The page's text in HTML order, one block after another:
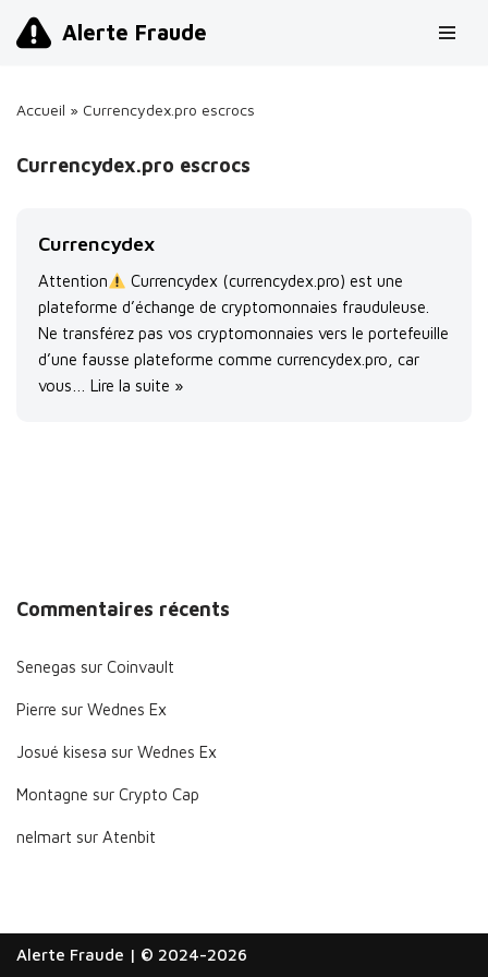
contenu
Alerte Fraude
Accueil » Currencydex.pro escrocs
Currencydex.pro escrocs
Currencydex
Attention
Currencydex (currencydex.pro) est une
plateforme d’échange de cryptomonnaies frauduleuse.
Ne transférez pas vos cryptomonnaies vers le portefeuille
d’une fausse plateforme comme currencydex.pro, car
vous… Lire la suite »
Commentaires récents
Senegas sur Coinvault
Pierre sur Wednes Ex
Josué kisesa sur Wednes Ex
Montagne sur Crypto Cap
nelmart sur Atenbit
Alerte Fraude | © 2024-2026